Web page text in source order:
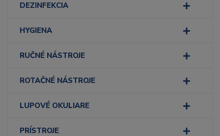
DEZINFEKCIA
HYGIENA
RUČNÉ NÁSTROJE
ROTAČNÉ NÁSTROJE
LUPOVÉ OKULIARE
PRÍSTROJE